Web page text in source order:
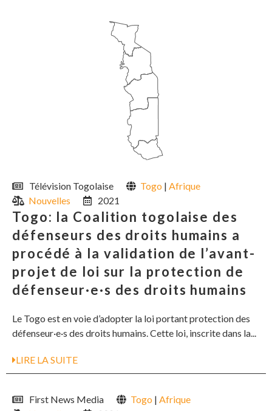
Télévision Togolaise Togo | Afrique
Nouvelles
2021
Togo: la Coalition togolaise des
défenseurs des droits humains a
procédé à la validation de l’avant-
projet de loi sur la protection de
défenseur·e·s des droits humains
Le Togo est en voie d’adopter la loi portant protection des
défenseur·e·s des droits humains. Cette loi, inscrite dans la...
LIRE LA SUITE
First News Media Togo | Afrique